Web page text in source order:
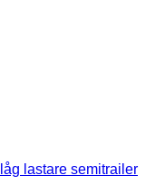
lastare semitrailer